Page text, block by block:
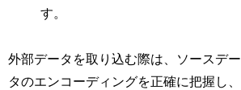
す。
外部データを取り込む際は、ソースデー
タのエンコーディングを正確に把握し、